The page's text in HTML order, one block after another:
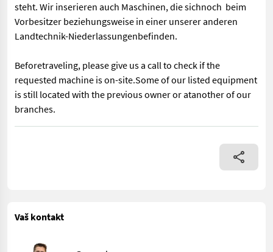
steht. Wir inserieren auch Maschinen, die sichnoch beim
Vorbesitzer beziehungsweise in einer unserer anderen
Landtechnik-Niederlassungenbefinden.
Beforetraveling, please give us a call to check if the
requested machine is on-site.Some of our listed equipment
is still located with the previous owner or atanother of our
branches.
Bereifung: 400/60-15.5 Stehpodest, hydr. Bremse, 1 Achse,
Vaš kontakt